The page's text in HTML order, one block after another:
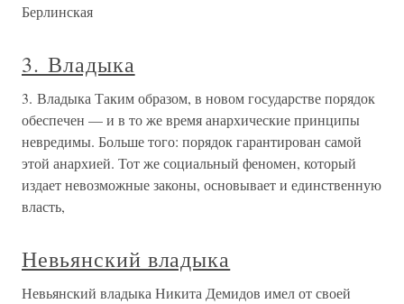
Берлинская
3. Владыка
3. Владыка Таким образом, в новом государстве порядок
обеспечен — и в то же время анархические принципы
невредимы. Больше того: порядок гарантирован самой
этой анархией. Тот же социальный феномен, который
издает невозможные законы, основывает и единственную
власть,
Невьянский владыка
Невьянский владыка Никита Демидов имел от своей